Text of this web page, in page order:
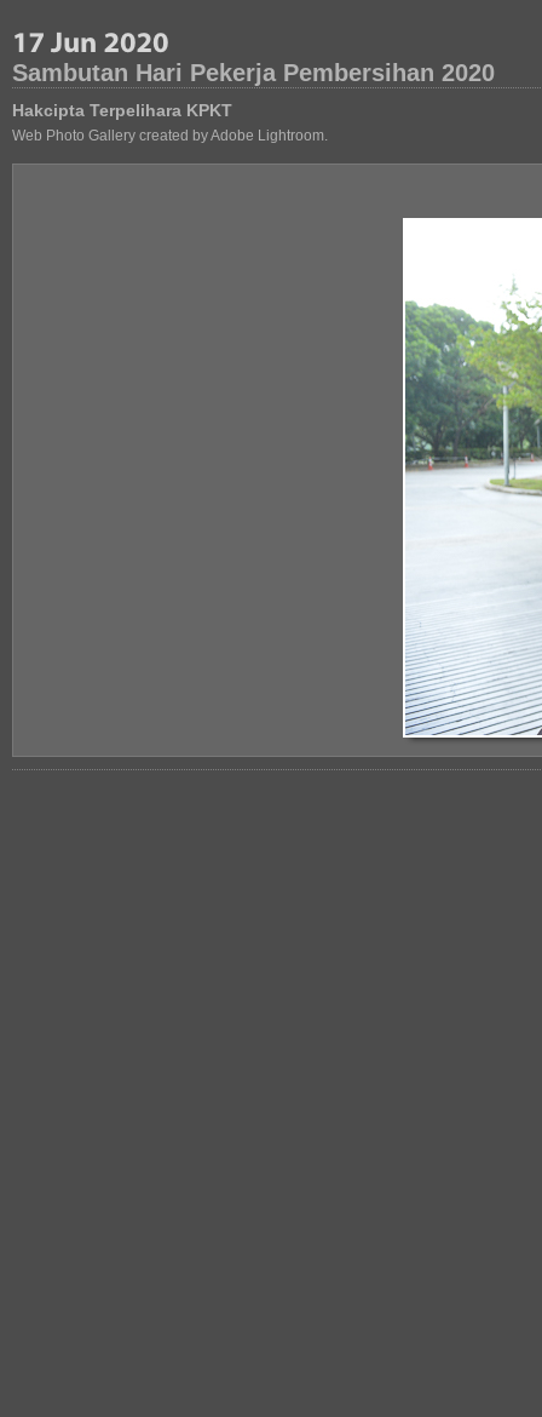
Sambutan Hari Pekerja Pembersihan 2020
Hakcipta Terpelihara KPKT
Web Photo Gallery created by Adobe Lightroom.